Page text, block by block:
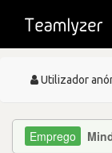
Toggle
Utilizador